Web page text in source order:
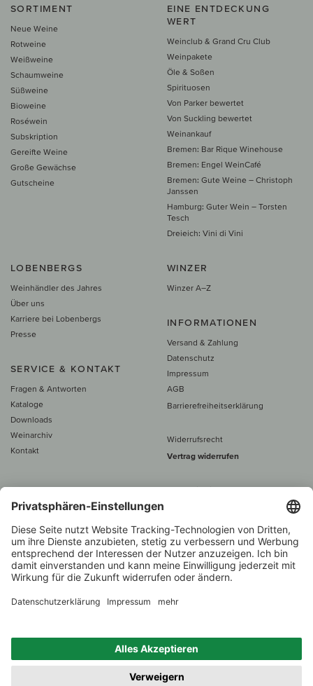
SORTIMENT
Neue Weine
Rotweine
Weißweine
Schaumweine
Süßweine
Bioweine
Roséwein
Subskription
Gereifte Weine
Große Gewächse
Gutscheine
EINE ENTDECKUNG
WERT
Weinclub & Grand Cru Club
Weinpakete
Öle & Soßen
Spirituosen
Von Parker bewertet
Von Suckling bewertet
Weinankauf
Bremen: Bar Rique Winehouse
Bremen: Engel WeinCafé
Bremen: Gute Weine – Christoph
Janssen
Hamburg: Guter Wein – Torsten
Tesch
Dreieich: Vini di Vini
LOBENBERGS
Weinhändler des Jahres
Über uns
Karriere bei Lobenbergs
Presse
SERVICE & KONTAKT
Fragen & Antworten
Kataloge
Downloads
Weinarchiv
Kontakt
WINZER
Winzer A–Z
INFORMATIONEN
Versand & Zahlung
Datenschutz
Impressum
AGB
Barrierefreiheitserklärung
Widerrufsrecht
Vertrag widerrufen
Alle Preise inkl. MwSt., zzgl. 5 €
60 € versand­kosten­
Beratung unter
1.000 Winzer –
Weinhändler
des Jahres 2022
Zurück